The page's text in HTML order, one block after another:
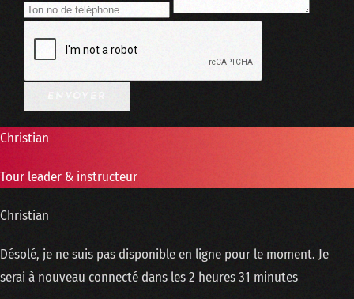
Christian
Tour leader & instructeur
Christian
Désolé, je ne suis pas disponible en ligne pour le moment. Je
serai à nouveau connecté dans les 2 heures 31 minutes